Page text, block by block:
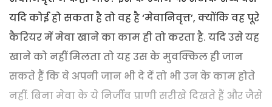
यदि कोई हो सकता है तो वह है ‘मेवानिवृत्त’, क्योंकि वह पूरे
कैरियर में मेवा खाने का काम ही तो करता है. यदि उसे यह
खाने को नहीं मिलता तो यह उस के मुवक्किल ही जान
सकते हैं कि वे अपनी जान भी दे दें तो भी उन के काम होते
नहीं. बिना मेवा के ये निर्जीव प्राणी सरीखे दिखते हैं और जैसे